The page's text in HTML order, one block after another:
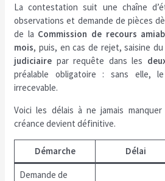
La contestation suit une chaîne
observations et demande de pièces
de la Commission de recours
mois, puis, en cas de rejet, saisine du
judiciaire par requête dans les
préalable obligatoire : sans elle,
irrecevable.
Voici les délais à ne jamais
créance devient définitive.
Démarche Délai
Demande de